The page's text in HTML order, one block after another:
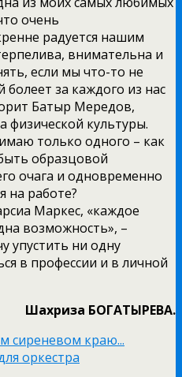
очень
радуется нашим
внимательна и
если мы что-то не
за каждого из нас
Батыр Мередов,
физической культуры.
только одного – как
образцовой
очага и одновременно
на работе?
Маркес, «каждое
возможность», –
упустить ни одну
в профессии и в личной
Шахриза БОГАТЫРЕВА.
сиреневом краю...
оркестра